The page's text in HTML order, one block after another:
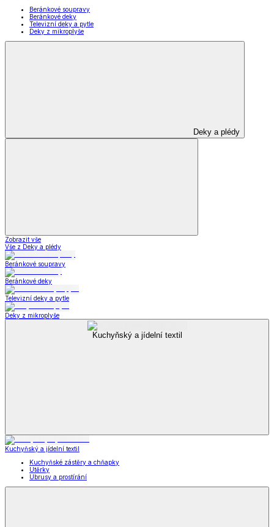
Beránkové soupravy
Beránkové deky
Televizní deky a pytle
Deky z mikroplyše
Deky a plédy
Zobrazit vše
Vše z Deky a plédy
Beránkové soupravy
Beránkové deky
Televizní deky a pytle
Deky z mikroplyše
Kuchyňský a jídelní textil
Kuchyňský a jídelní textil
Kuchyňské zástěry a chňapky
Utěrky
Ubrusy a prostírání